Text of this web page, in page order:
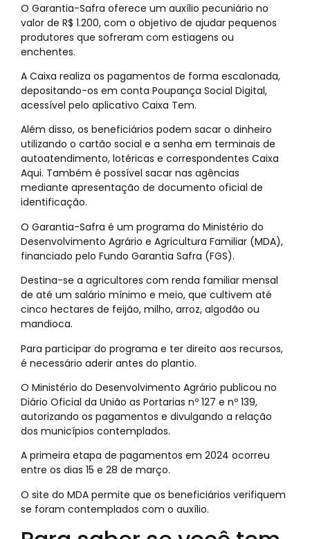
O Garantia-Safra oferece um auxílio pecuniário no
valor de R$ 1.200, com o objetivo de ajudar pequenos
produtores que sofreram com estiagens ou
enchentes.
A Caixa realiza os pagamentos de forma escalonada,
depositando-os em conta Poupança Social Digital,
acessível pelo aplicativo Caixa Tem.
Além disso, os beneficiários podem sacar o dinheiro
utilizando o cartão social e a senha em terminais de
autoatendimento, lotéricas e correspondentes Caixa
Aqui. Também é possível sacar nas agências
mediante apresentação de documento oficial de
identificação.
O Garantia-Safra é um programa do Ministério do
Desenvolvimento Agrário e Agricultura Familiar (MDA),
financiado pelo Fundo Garantia Safra (FGS).
Destina-se a agricultores com renda familiar mensal
de até um salário mínimo e meio, que cultivem até
cinco hectares de feijão, milho, arroz, algodão ou
mandioca.
Para participar do programa e ter direito aos recursos,
é necessário aderir antes do plantio.
O Ministério do Desenvolvimento Agrário publicou no
Diário Oficial da União as Portarias nº 127 e nº 139,
autorizando os pagamentos e divulgando a relação
dos municípios contemplados.
A primeira etapa de pagamentos em 2024 ocorreu
entre os dias 15 e 28 de março.
O site do MDA permite que os beneficiários verifiquem
se foram contemplados com o auxílio.